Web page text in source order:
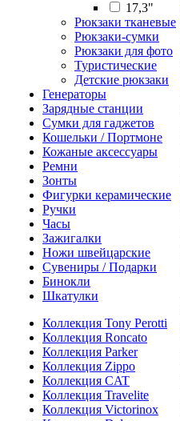
17,3"
Рюкзаки тканевые
Рюкзаки-сумки
Рюкзаки для фото
Туристические
Детские рюкзаки
Генераторы
Зарядные станции
Сумки для гаджетов
Кошельки / Портмоне
Кожаные аксессуары
Ремни
Зонты
Фигурки керамические
Ручки
Часы
Зажигалки
Ножи швейцарские
Сувениры / Подарки
Бинокли
Шкатулки
Коллекция Tony Perotti
Коллекция Roncato
Коллекция Parker
Коллекция Zippo
Коллекция CAT
Коллекция Travelite
Коллекция Victorinox